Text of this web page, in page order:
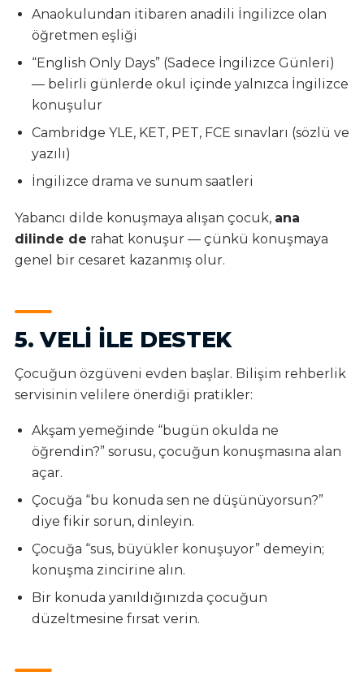
Anaokulundan itibaren anadili İngilizce olan
öğretmen eşliği
“English Only Days” (Sadece İngilizce Günleri)
— belirli günlerde okul içinde yalnızca İngilizce
konuşulur
Cambridge YLE, KET, PET, FCE sınavları (sözlü ve
yazılı)
İngilizce drama ve sunum saatleri
Yabancı dilde konuşmaya alışan çocuk, ana
dilinde de rahat konuşur — çünkü konuşmaya
genel bir cesaret kazanmış olur.
5. VELI ILE DESTEK
Çocuğun özgüveni evden başlar. Bilişim rehberlik
servisinin velilere önerdiği pratikler:
Akşam yemeğinde “bugün okulda ne
öğrendin?” sorusu, çocuğun konuşmasına alan
açar.
Çocuğa “bu konuda sen ne düşünüyorsun?”
diye fikir sorun, dinleyin.
Çocuğa “sus, büyükler konuşuyor” demeyin;
konuşma zincirine alın.
Bir konuda yanıldığınızda çocuğun
düzeltmesine fırsat verin.